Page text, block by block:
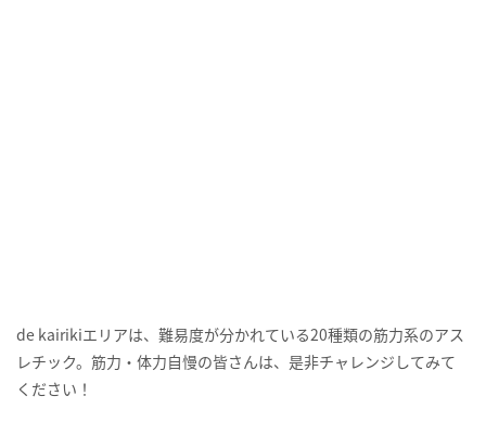
de kairikiエリアは、難易度が分かれている20種類の筋力系のアス
レチック。筋力・体力自慢の皆さんは、是非チャレンジしてみて
ください！